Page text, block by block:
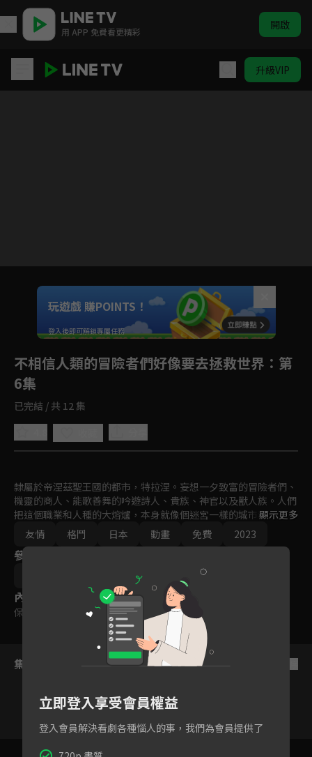
用 APP 免費看更精彩 開啟
升級VIP
Unmute
如有不便請見諒
玩遊戲 賺POINTS！
登入後即可解鎖專屬任務
不相信人類的冒險者們好像要去拯救世界 ：第
6集
已完結 / 共 12 集
隸屬於帝涅茲聖王國的都市，特拉涅。妄想一夕致富的冒險者們、
機靈的商人、能歌善舞的吟遊詩人、貴族、神官以及獸人族。人們
把這個職業和人種的大熔爐，本身就像個迷宮一樣的城市稱為「迷
宮都市」。被趕出冒險者隊伍【武藝百般】，又被女友欺騙的落魄
輕戰士尼克也是這個城市的居民。厭倦一切的他來到了一間酒館。
他像要把一切煩心事都拋到九霄雲外似地猛灌酒。「人類什麼的能
信個屁啊！！！！」焦躁和不滿不由自主地脫口而出。本該是只屬
於自己的這股情緒，卻有四個人同時發出了相同聲音──。各自懷
著創傷，屬於他們的正宗冒險即將開幕！
顯示更多
友情
格鬥 日本 動畫 免費 2023
參與演員
內容標籤
保護級
集數列表
4
立即登入享受會員權益
登入會員解決看劇各種惱人的事，我們為會員提供了